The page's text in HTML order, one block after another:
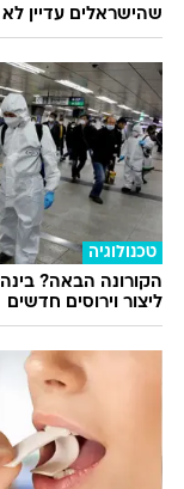
שהישראלים עדיין לא
טכנולוגיה
הקורונה הבאה?
ליצור וירוסים חדשים